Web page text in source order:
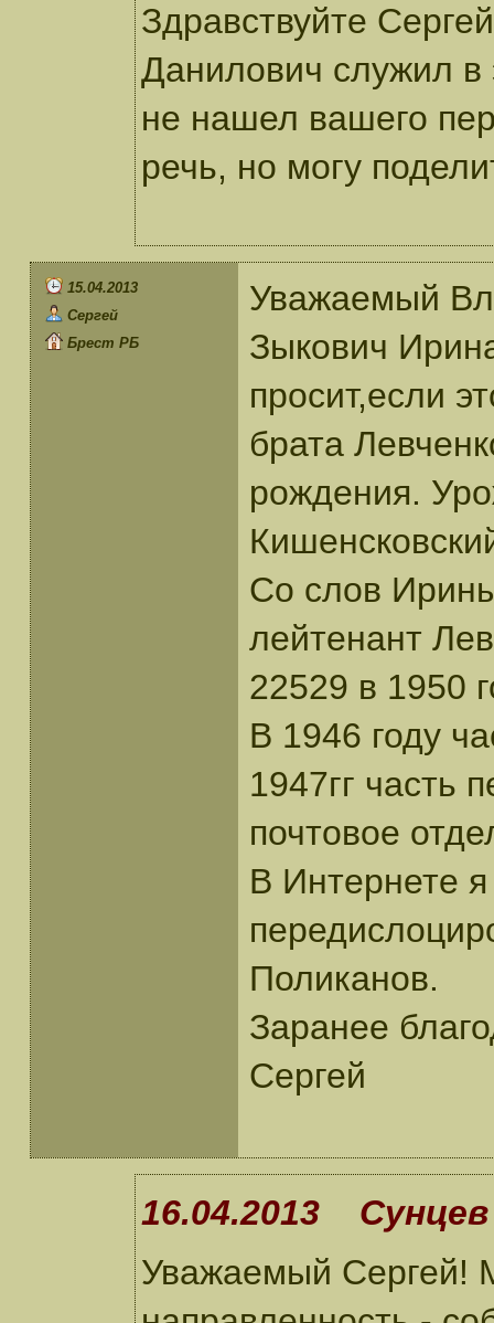
Здравствуйте
Данилович служил в
не нашел вашего
речь, но могу
15.04.2013
Сергей
Брест РБ
Уважаемый
Зыкович
просит,если
брата
рождения.
Со слов
лейтенант
22529 в 1950
В 1946 году
1947гг часть
почтовое
В Интернете
Поликанов.
Заранее
Сергей
16.04.2013
Уважаемый Сергей!